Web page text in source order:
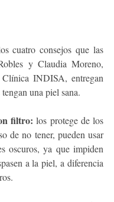
cuatro consejos que las
y Claudia Moreno,
Clínica INDISA, entregan
una piel sana.
filtro: los protege de los
de no tener, pueden usar
oscuros, ya que impiden
a la piel, a diferencia